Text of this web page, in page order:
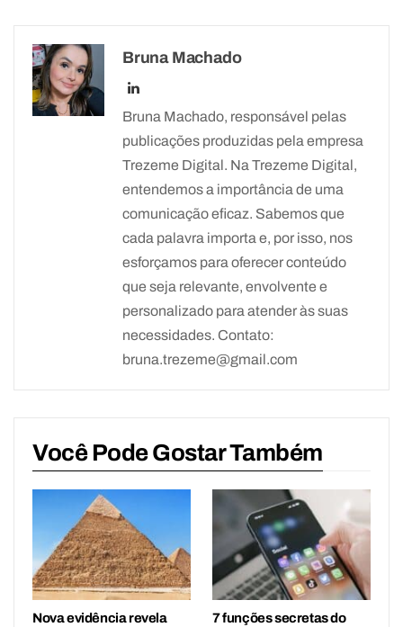
Bruna Machado
Bruna Machado, responsável pelas
publicações produzidas pela empresa
Trezeme Digital. Na Trezeme Digital,
entendemos a importância de uma
comunicação eficaz. Sabemos que
cada palavra importa e, por isso, nos
esforçamos para oferecer conteúdo
que seja relevante, envolvente e
personalizado para atender às suas
necessidades. Contato:
bruna.trezeme@gmail.com
Você Pode Gostar Também
Nova evidência revela
7 funções secretas do